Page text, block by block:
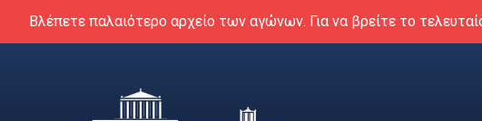
Βλέπετε παλαιότερο αρχείο των αγώνων. Για να βρείτε το